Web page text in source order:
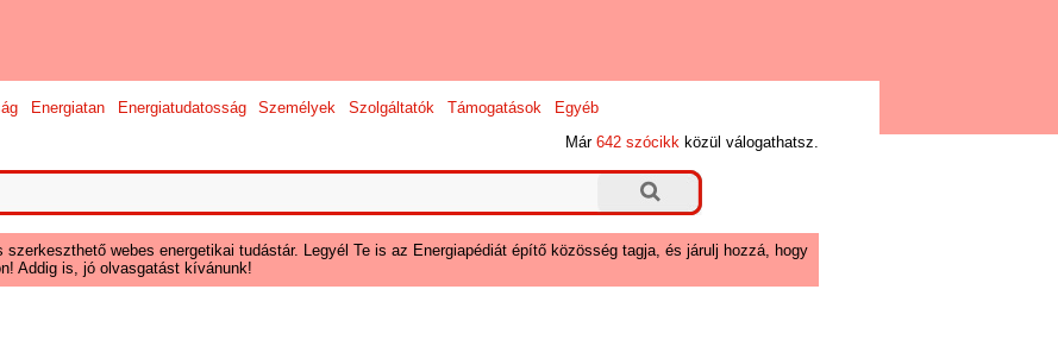
Energiatan Energiatudatosság Személyek Szolgáltatók Támogatások
Egyéb
Már642 szócikk közül válogathatsz.
webes energetikai tudástár. Legyél Te is az Energiapédiát építő közösség tagja, és járulj hozzá, hogy
Addig is, jó olvasgatást kívánunk!